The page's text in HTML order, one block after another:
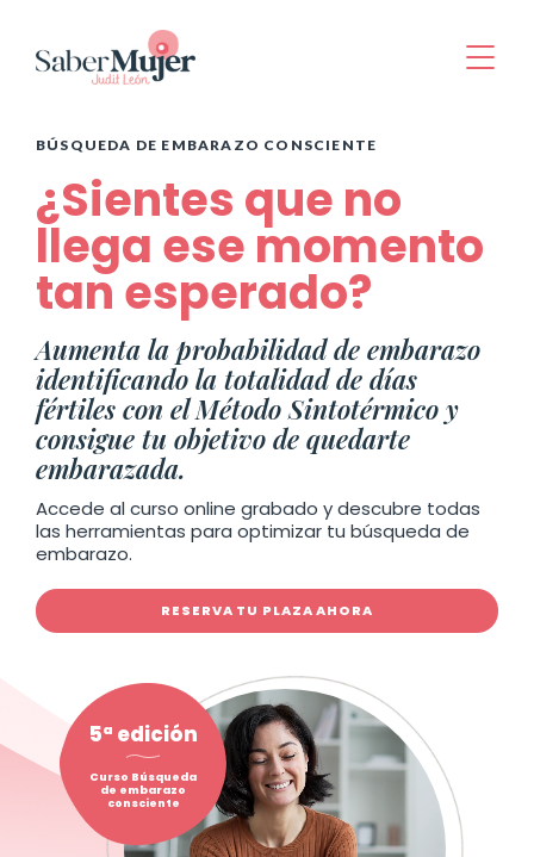
BÚSQUEDA DE EMBARAZO CONSCIENTE
¿Sientes que no
llega ese momento
tan esperado?
Aumenta la probabilidad de embarazo
identificando la totalidad de días
fértiles con el Método Sintotérmico y
consigue tu objetivo de quedarte
embarazada.
Accede al curso online grabado y descubre todas
las herramientas para optimizar tu búsqueda de
embarazo.
RESERVA TU PLAZA AHORA
5ª edición
Curso Búsqueda
de embarazo
consciente